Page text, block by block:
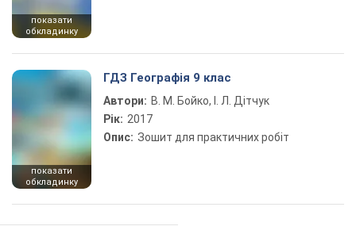
показати
обкладинку
показати
обкладинку
ГДЗ Географія 9 клас
Автори: В. М. Бойко, І. Л. Дітчук
Рік: 2017
Опис: Зошит для практичних робіт